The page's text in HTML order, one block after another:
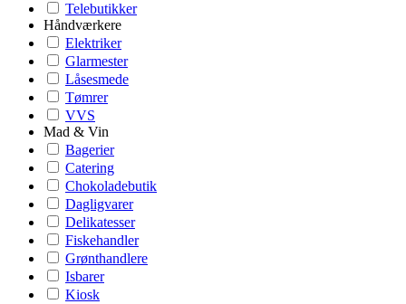
Telebutikker
Håndværkere
Elektriker
Glarmester
Låsesmede
Tømrer
VVS
Mad & Vin
Bagerier
Catering
Chokoladebutik
Dagligvarer
Delikatesser
Fiskehandler
Grønthandlere
Isbarer
Kiosk